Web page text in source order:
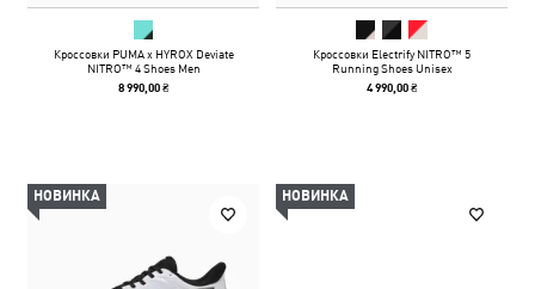
Кроссовки PUMA x HYROX Deviate
NITRO™ 4 Shoes Men
8 990,00 ₴
Кроссовки Electrify NITRO™ 5
Running Shoes Unisex
4 990,00 ₴
НОВИНКА НОВИНКА